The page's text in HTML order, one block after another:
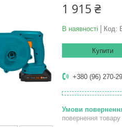
1 915 ₴
В наявності Код:
Купити
+380 (96) 270-
повернення